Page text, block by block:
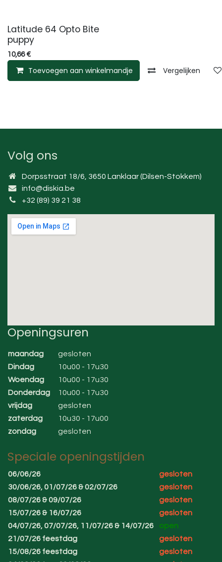
Latitude 64 Opto Bite
puppy
10,66€
Toevoegen aan winkelmandje Vergelijken
Volg ons
Dorpsstraat 18/6, 3650 Lanklaar (Dilsen-Stokkem)
info@diskia.be
+32 (89) 39 21 38
Openingsuren
maandag
gesloten
Dindag
10u00 - 17u30
Woendag
10u00 - 17u30
Donderdag
10u00 - 17u30
vrijdag
gesloten
zaterdag
10u30 - 17u00
zondag
gesloten
Speciale openingstijden
06/06/26
gesloten
30/06/26, 01/07/26 & 02/07/26
gesloten
08/07/26 & 09/07/26
gesloten
15/07/26 & 16/07/26
gesloten
04/07/26, 07/07/26, 11/07/26 & 14/07/26
open
21/07/26 feestdag
gesloten
15/08/26 feestdag
gesloten